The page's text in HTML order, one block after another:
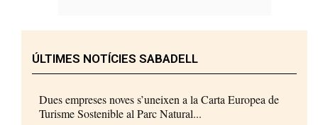
ÚLTIMES NOTÍCIES SABADELL
Dues empreses noves s’uneixen a la Carta Europea de
Turisme Sostenible al Parc Natural...